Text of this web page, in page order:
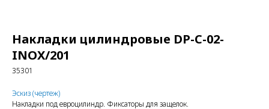
Накладки цилиндровые DP-C-02-
INOX/201
35301
Эскиз (чертеж)
Накладки под евроцилиндр. Фиксаторы для защелок.